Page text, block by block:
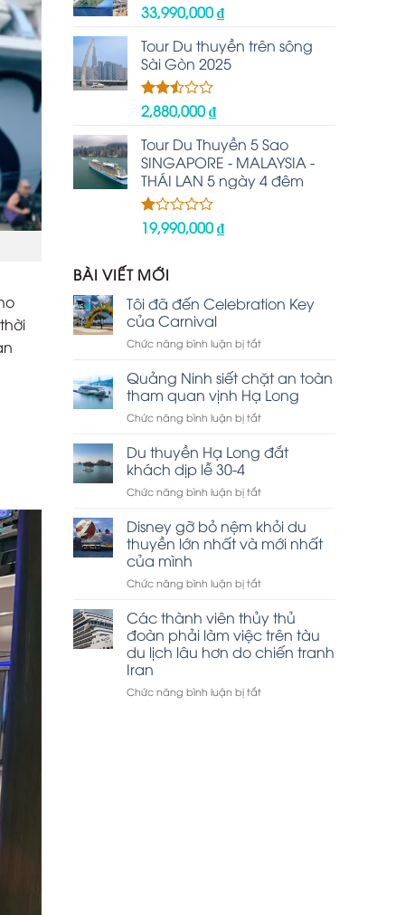
33,990,000₫
Tour Du thuyền trên sông
Sài Gòn 2025
Được
hạng
2.48
5 sao
2,880,000₫
Tour Du Thuyền 5 Sao
SINGAPORE - MALAYSIA -
THÁI LAN 5 ngày 4 đêm
Được
1.00
5
sao
19,990,000₫
BÀI VIẾT MỚI
Tôi đã đến Celebration Key
của Carnival
Chức năng bình luận bị tắtở
đã
đến
Celebration
Key
Carnival
Quảng Ninh siết chặt an toàn
tham quan vịnh Hạ Long
Chức năng bình luận bị tắtở
Ninh
siết
an
tham
quan
vịnh
Long
Du thuyền Hạ Long đắt
khách dịp lễ 30-4
Chức năng bình luận bị tắtở
thuyền
Hạ
Long
khách
lễ
30-
4
Disney gỡ bỏ nệm khỏi du
thuyền lớn nhất và mới nhất
của mình
Chức năng bình luận bị tắtở
bỏ
nệm
khỏi
thuyền
Các thành viên thủy thủ
đoàn phải làm việc trên tàu
du lịch lâu hơn do chiến tranh
Iran
Chức năng bình luận bị tắtở